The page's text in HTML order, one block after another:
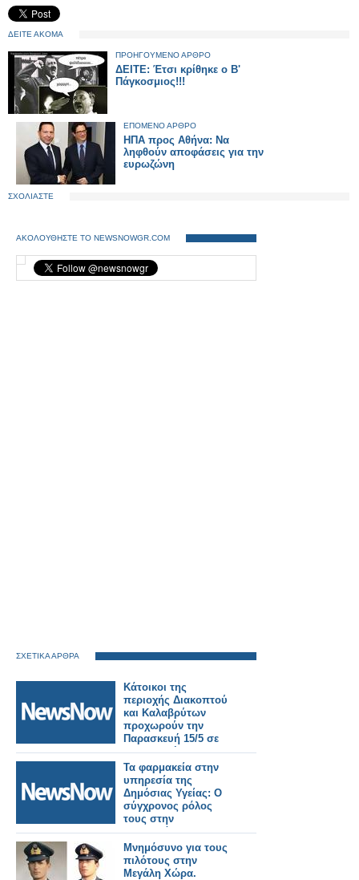
ΔΕΙΤΕ ΑΚΟΜΑ
ΠΡΟΗΓΟΥΜΕΝΟ ΑΡΘΡΟ
ΔΕΙΤΕ: Έτσι κρίθηκε ο Β'
Πάγκοσμιος!!!
ΕΠΟΜΕΝΟ ΑΡΘΡΟ
ΗΠΑ προς Αθήνα: Να
ληφθούν αποφάσεις για την
ευρωζώνη
ΣΧΟΛΙΑΣΤΕ
ΑΚΟΛΟΥΘΗΣΤΕ ΤΟ NEWSNOWGR.COM
ΣΧΕΤΙΚΑ ΑΡΘΡΑ
Κάτοικοι της
περιοχής Διακοπτού
και Καλαβρύτων
προχωρούν την
Παρασκευή 15/5 σε
συλλαλητήριο για τον
Οδοντωτό
σιδηρόδρομο.
Τα φαρμακεία στην
υπηρεσία της
Δημόσιας Υγείας: Ο
σύγχρονος ρόλος
τους στην
Πρωτοβάθμια
Φροντίδα Υγείας
Μνημόσυνο για τους
πιλότους στην
Μεγάλη Χώρα.